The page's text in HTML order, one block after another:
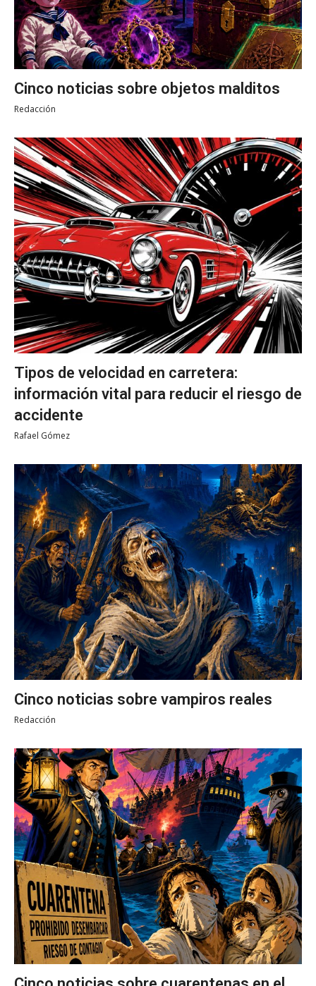
Cinco noticias sobre objetos malditos
Redacción
Tipos de velocidad en carretera:
información vital para reducir el riesgo de
accidente
Rafael Gómez
Cinco noticias sobre vampiros reales
Redacción